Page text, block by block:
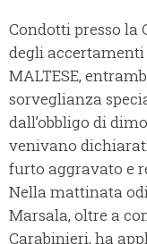
Condotti presso la
degli accertamenti
MALTESE,
sorveglianza
dall’obbligo di
venivano
furto aggravato e
Nella mattinata
Marsala, oltre a
Carabinieri, ha